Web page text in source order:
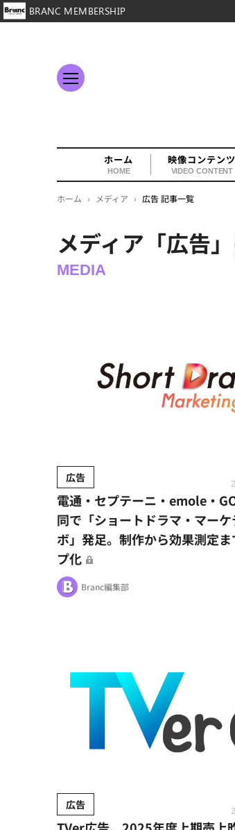
ホーム
HOME
映像コンテンツ
VIDEO CONTENT
ホーム › メディア › 広告 記事一覧
メディア「広告
広告
電通・セプテーニ・emole・
同で「ショートドラマ・マー
ボ」発足。制作から効果測定
プ化
Branc編集部
広告
BRANC MEMBERSHIP